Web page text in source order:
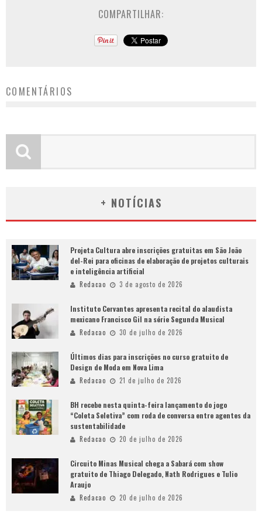
COMPARTILHAR:
COMENTÁRIOS
+ NOTÍCIAS
Projeta Cultura abre inscrições gratuitas em São João
del-Rei para oficinas de elaboração de projetos culturais
e inteligência artificial
Redacao 3 de agosto de 2026
Instituto Cervantes apresenta recital do alaudista
mexicano Francisco Gil na série Segunda Musical
Redacao 30 de julho de 2026
Últimos dias para inscrições no curso gratuito de
Design de Moda em Nova Lima
Redacao 21 de julho de 2026
BH recebe nesta quinta-feira lançamento do jogo
“Coleta Seletiva” com roda de conversa entre agentes da
sustentabilidade
Redacao 20 de julho de 2026
Circuito Minas Musical chega a Sabará com show
gratuito de Thiago Delegado, Nath Rodrigues e Tulio
Araujo
Redacao 20 de julho de 2026